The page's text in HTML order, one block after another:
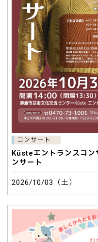
コンサート
Küsteエントランスコ
ンサート
2026/10/03（土）